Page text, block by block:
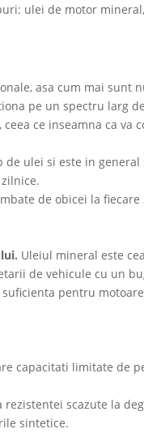
ulei de motor
asa cum mai
pe un spectru larg
ce inseamna ca
ulei si este in
de obicei la fiecare
Uleiul mineral este
de vehicule cu un
pentru
capacitati limitate de
rezistentei scazute la
sintetice.